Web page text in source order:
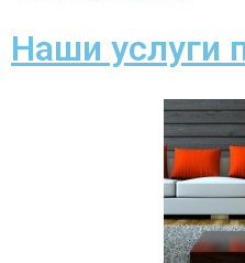
Наши услуги